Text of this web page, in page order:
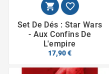
 
Set De Dés : Star Wars
- Aux Confins De
L'empire
17,90 €